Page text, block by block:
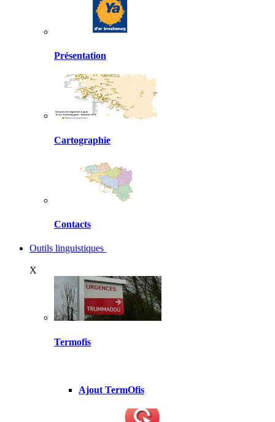
Présentation
Cartographie
Contacts
Outils linguistiques
X
Termofis
Ajout TermOfis